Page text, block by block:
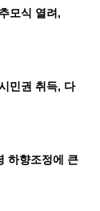
모식 열려 ,
민권 취득, 다
하향조정에 큰